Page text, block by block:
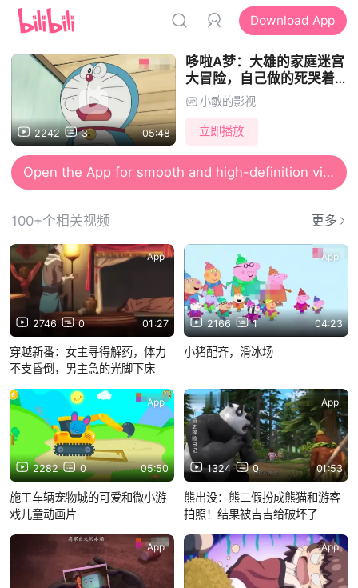
Download App
2242 3 05:48
哆啦A梦：大雄的家庭迷宫
大冒险，自己做的死哭着也
要走完
小敏的影视
立即播放
Open the App for smooth and high-definition viewing
100+个相关视频 更多
2746 0 01:27
App
穿越新番：女主寻得解药，体力
不支昏倒，男主急的光脚下床
2166 1 04:23
App
小猪配齐，滑冰场
2282 0 05:50
App
施工车辆宠物城的可爱和微小游
戏儿童动画片
1324 0 01:53
App
熊出没：熊二假扮成熊猫和游客
拍照！结果被吉吉给破坏了
App App